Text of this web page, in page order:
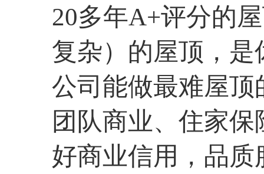
20多年A+评分的
复杂）的屋顶，
公司能做最难屋
团队商业、住家
好商业信用，品